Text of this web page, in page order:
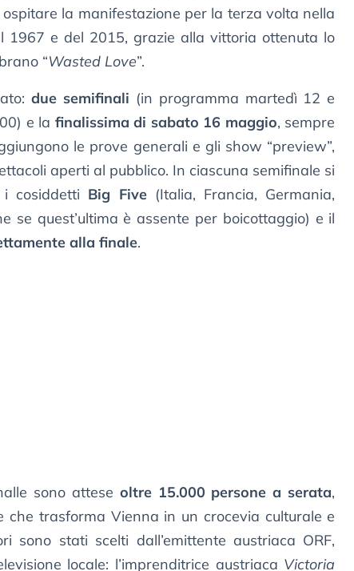
la manifestazione per la terza volta nella
1967 e del 2015, grazie alla vittoria ottenuta lo
“Wasted Love”.
due semifinali (in programma martedì 12 e
e la finalissima di sabato 16 maggio, sempre
le prove generali e gli show “preview”,
aperti al pubblico. In ciascuna semifinale si
cosiddetti Big Five(Italia, Francia, Germania,
se quest’ultima è assente per boicottaggio) e il
alla finale.
sono attese oltre 15.000 persone a serata,
che trasforma Vienna in un crocevia culturale e
sono stati scelti dall’emittente austriaca ORF,
locale: l’imprenditrice austriaca Victoria